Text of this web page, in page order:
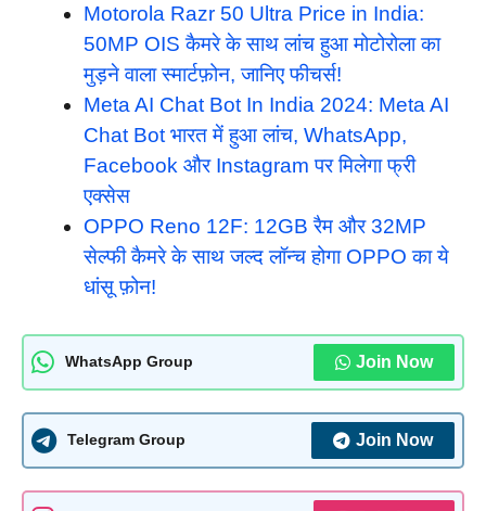
Motorola Razr 50 Ultra Price in India:
50MP OIS कैमरे के साथ लांच हुआ मोटोरोला का
मुड़ने वाला स्मार्टफ़ोन, जानिए फीचर्स!
Meta AI Chat Bot In India 2024: Meta AI
Chat Bot भारत में हुआ लांच, WhatsApp,
Facebook और Instagram पर मिलेगा फ्री
एक्सेस
OPPO Reno 12F: 12GB रैम और 32MP
सेल्फी कैमरे के साथ जल्द लॉन्च होगा OPPO का ये
धांसू फ़ोन!
WhatsApp Group Join Now
Telegram Group Join Now